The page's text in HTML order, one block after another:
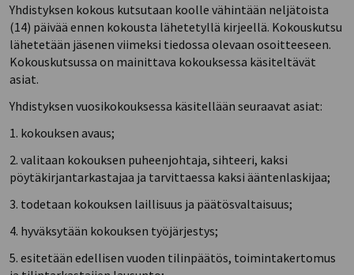
Yhdistyksen kokous kutsutaan koolle vähintään neljätoista
(14) päivää ennen kokousta lähetetyllä kirjeellä. Kokouskutsu
lähetetään jäsenen viimeksi tiedossa olevaan osoitteeseen.
Kokouskutsussa on mainittava kokouksessa käsiteltävät
asiat.
Yhdistyksen vuosikokouksessa käsitellään seuraavat asiat:
1. kokouksen avaus;
2. valitaan kokouksen puheenjohtaja, sihteeri, kaksi
pöytäkirjantarkastajaa ja tarvittaessa kaksi ääntenlaskijaa;
3. todetaan kokouksen laillisuus ja päätösvaltaisuus;
4. hyväksytään kokouksen työjärjestys;
5. esitetään edellisen vuoden tilinpäätös, toimintakertomus